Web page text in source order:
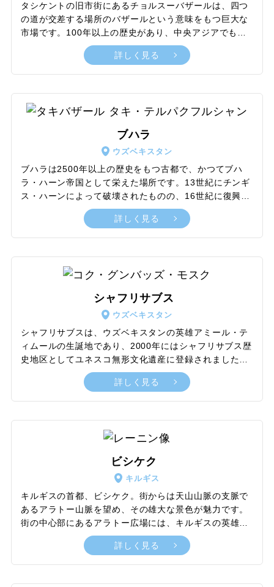
タシケントの旧市街にあるチョルスーバザールは、四つ
の道が交差する場所のバザールという意味をもつ巨大な
市場です。100年以上の歴史があり、中央アジアでも有
数の規模を誇ります。青いドーム内では肉・乳製品・ス
パイス・惣菜・はちみつといった食料品が、ドームの周
辺では日用品・クラフト雑貨・お土産品などが主に売ら
すすめです。また、バザールの北側にある広場では、礼
拝用じゅうたんや数珠などの宗教用具が販売されている
ほか、見せ物が開催されることもあります。月曜日は多
くの店が休みなので注意しましょう。
詳しく見る
ブハラ
ウズベキスタン
ブハラは2500年以上の歴史をもつ古都で、かつてブハ
ラ・ハーン帝国として栄えた場所です。13世紀にチンギ
ス・ハーンによって破壊されたものの、16世紀に復興
し、聖なるブハラとしてイスラム世界の文化的中心地と
なりました。1993年には世界遺産にも登録されていま
す。ペルシア系のタジク民族も40％ほどと多く住んでお
る遺跡などは旧市街にあります。そのほとんどは徒歩で
めぐることが可能で、歴史的なイスラム建築を見学しな
がら街歩きをすれば、中世イスラムの雰囲気が感じられ
るでしょう。スザニ刺繍や雑貨などのお土産品も豊富で
す。
詳しく見る
シャフリサブス
ウズベキスタン
シャフリサブスは、ウズベキスタンの英雄アミール・テ
ィムールの生誕地であり、2000年にはシャフリサブス歴
史地区としてユネスコ無形文化遺産に登録されました。
シルクロードのオアシス都市として栄えた場所で、シャ
フリサブスには「緑の街」という意味があります。街の
中心の広場にはティムール像が立ち、その近くにはティ
や、ティムール自身が本来葬られるはずだったドルッサ
オダット建築群も見どころです。現在は、当時の華やか
さを秘めた静かな街として、訪れる人々を魅了していま
す。標高2,000m級の峠を越える道中では、風光明媚な
景色も楽しめます。
詳しく見る
ビシケク
キルギス
キルギスの首都、ビシケク。街からは天山山脈の支脈で
あるアラトー山脈を望め、その雄大な景色が魅力です。
街の中心部にあるアラトー広場には、キルギスの英雄マ
ナス像が立っています。市内には国立歴史博物館、国立
美術館、フルンゼ博物館といった主要な博物館があるほ
か、オペラ・バレエ劇場や国立フィルハーモニー管弦楽
詳しく見る